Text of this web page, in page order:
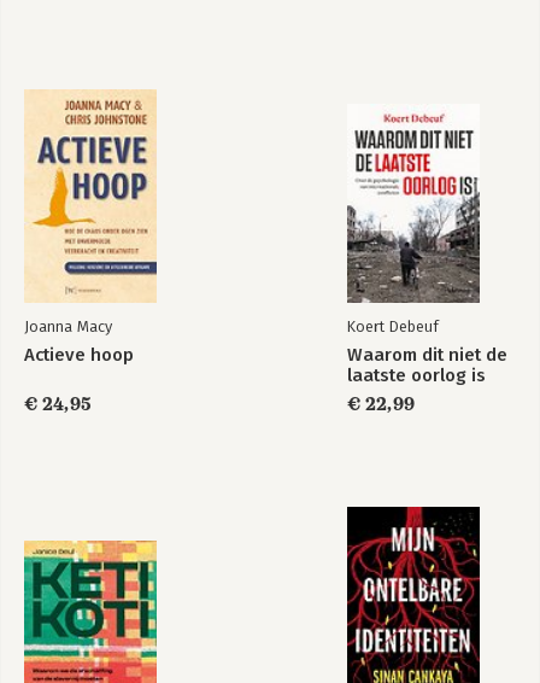
Bekijk alle boeken
Joanna Macy
Actieve hoop
€ 24,95
Koert Debeuf
Waarom dit niet de
laatste oorlog is
€ 22,99